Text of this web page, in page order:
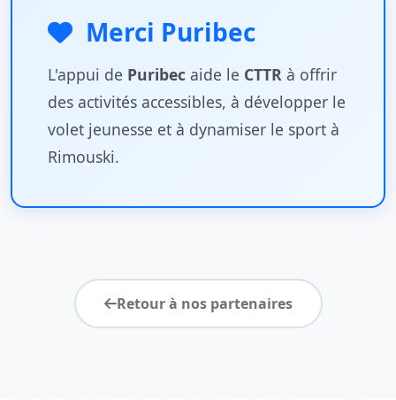
Merci Puribec
L'appui de Puribec aide le CTTR à offrir
des activités accessibles, à développer le
volet jeunesse et à dynamiser le sport à
Rimouski.
Retour à nos partenaires